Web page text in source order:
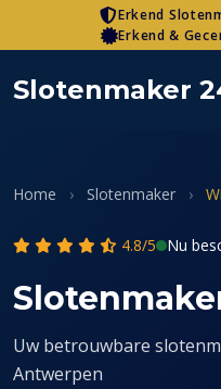
to
content
Erkend
Erkend &
Slotenmaker
Home › Slotenmaker ›
4.8/5 Nu
Uw betrouwbare
Antwerpen